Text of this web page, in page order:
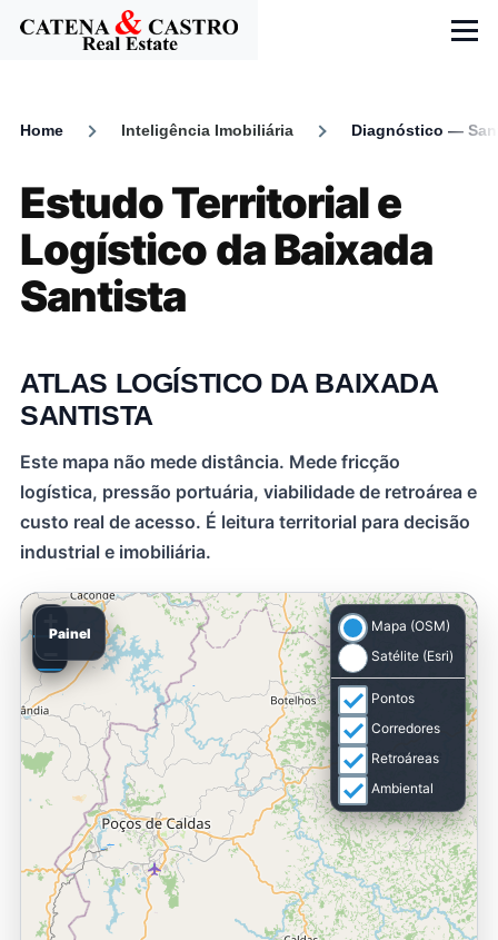
Skip to main content
Menu
Home Inteligência Imobiliária Diagnóstico —
Estudo Territorial e
Logístico da Baixada
Santista
ATLAS LOGÍSTICO DA BAIXADA
SANTISTA
Este mapa não mede distância. Mede fricção
logística, pressão portuária, viabilidade de retroárea e
custo real de acesso. É leitura territorial para decisão
industrial e imobiliária.
Painel
+
−
Mapa (OSM)
Satélite (Esri)
Pontos
Corredores
Retroáreas
Ambiental